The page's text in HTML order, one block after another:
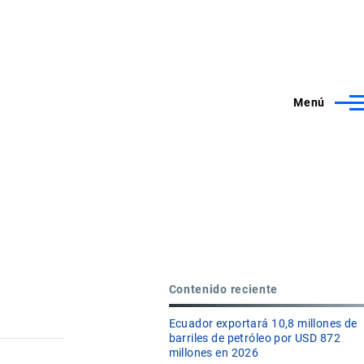
Menú
Contenido reciente
Ecuador exportará 10,8 millones de
barriles de petróleo por USD 872
millones en 2026